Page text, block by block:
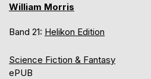
William Morris
Band 21: Helikon Edition
Science Fiction & Fantasy
ePUB